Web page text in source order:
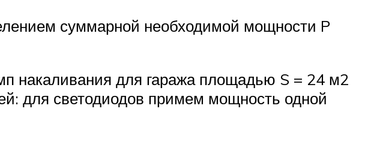
суммарной необходимой мощности P
накаливания для гаража площадью S = 24 м2
для светодиодов примем мощность одной